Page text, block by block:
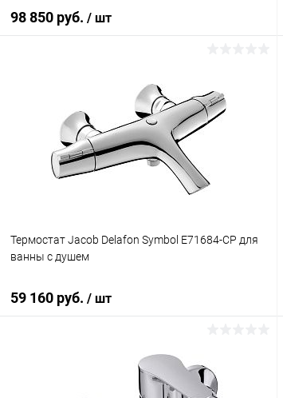
98 850 руб. / шт
В корзину
Купить в 1 клик Сравнение
В избранное Под заказ
Термостат Jacob Delafon Symbol E71684-CP для
ванны с душем
59 160 руб. / шт
В корзину